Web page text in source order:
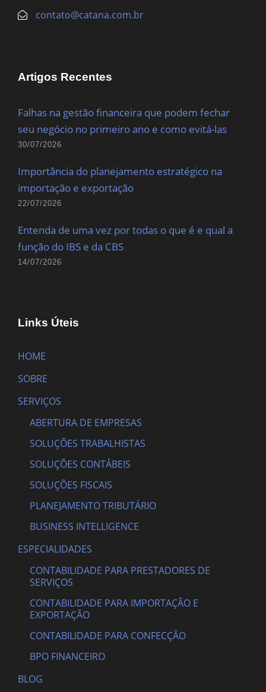
contato@catana.com.br
Artigos Recentes
Falhas na gestão financeira que podem fechar
seu negócio no primeiro ano e como evitá-las
30/07/2026
Importância do planejamento estratégico na
importação e exportação
22/07/2026
Entenda de uma vez por todas o que é e qual a
função do IBS e da CBS
14/07/2026
Links Úteis
HOME
SOBRE
SERVIÇOS
ABERTURA DE EMPRESAS
SOLUÇÕES TRABALHISTAS
SOLUÇÕES CONTÁBEIS
SOLUÇÕES FISCAIS
PLANEJAMENTO TRIBUTÁRIO
BUSINESS INTELLIGENCE
ESPECIALIDADES
CONTABILIDADE PARA PRESTADORES DE
SERVIÇOS
CONTABILIDADE PARA IMPORTAÇÃO E
EXPORTAÇÃO
CONTABILIDADE PARA CONFECÇÃO
BPO FINANCEIRO
BLOG